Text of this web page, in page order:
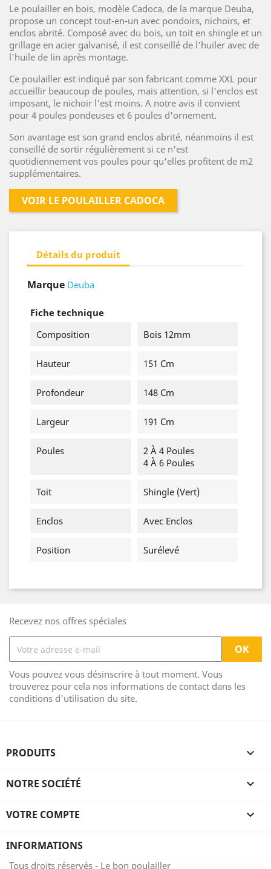
Le poulailler en bois, modèle Cadoca, de la marque Deuba,
propose un concept tout-en-un avec pondoirs, nichoirs, et
enclos abrité. Composé avec du bois, un toit en shingle et un
grillage en acier galvanisé, il est conseillé de l'huiler avec de
l'huile de lin après montage.
Ce poulailler est indiqué par son fabricant comme XXL pour
accueillir beaucoup de poules, mais attention, si l'enclos est
imposant, le nichoir l'est moins. A notre avis il convient
pour 4 poules pondeuses et 6 poules d'ornement.
Son avantage est son grand enclos abrité, néanmoins il est
conseillé de sortir régulièrement si ce n'est
quotidiennement vos poules pour qu'elles profitent de m2
supplémentaires.
VOIR LE POULAILLER CADOCA
Détails du produit
Marque Deuba
Fiche technique
Composition
Bois 12mm
Hauteur 151 Cm
Profondeur 148 Cm
Largeur 191 Cm
Poules
2 À 4 Poules
4 À 6 Poules
Toit Shingle (vert)
Enclos Avec Enclos
Position Surélevé
Recevez nos offres spéciales
Vous pouvez vous désinscrire à tout moment. Vous
trouverez pour cela nos informations de contact dans les
conditions d'utilisation du site.
PRODUITS 
NOTRE SOCIÉTÉ 
VOTRE COMPTE 
INFORMATIONS
Tous droits réservés - Le bon poulailler